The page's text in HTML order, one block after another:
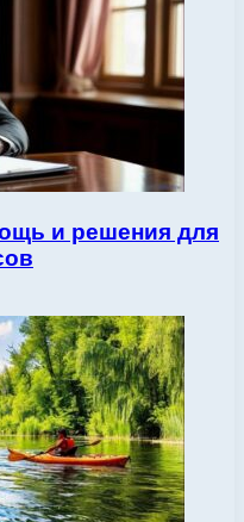
и решения для